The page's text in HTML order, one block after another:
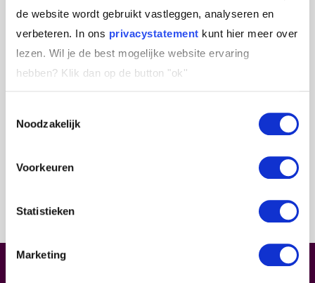
de website wordt gebruikt vastleggen, analyseren en
verbeteren. In ons privacystatement kunt hier meer over
lezen. Wil je de best mogelijke website ervaring
hebben? Klik dan op de button "ok''
Noodzakelijk
Voorkeuren
Statistieken
Marketing
eigen unieke manier!”